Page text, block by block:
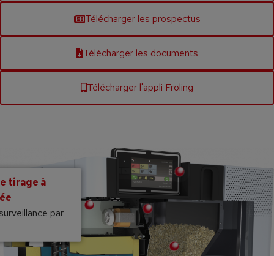
Télécharger les prospectus
Télécharger les documents
Télécharger l'appli Froling
bande